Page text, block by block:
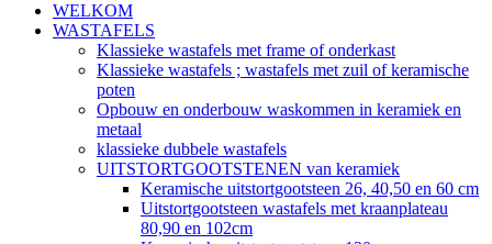
WELKOM
WASTAFELS
Klassieke wastafels met frame of onderkast
Klassieke wastafels ; wastafels met zuil of keramische
poten
Opbouw en onderbouw waskommen in keramiek en
metaal
klassieke dubbele wastafels
UITSTORTGOOTSTENEN van keramiek
Keramische uitstortgootsteen 26, 40,50 en 60 cm
Uitstortgootsteen wastafels met kraanplateau
80,90 en 102cm